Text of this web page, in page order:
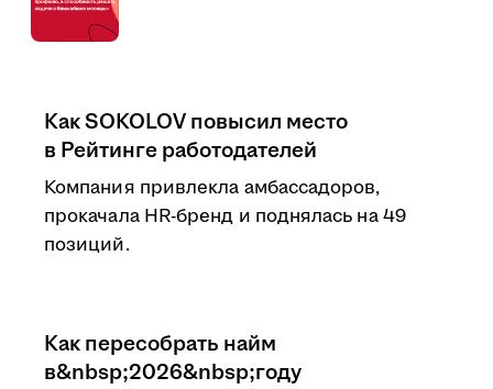
Как SOKOLOV повысил место
в Рейтинге работодателей
Компания привлекла амбассадоров,
прокачала HR-бренд и поднялась на 49
позиций.
Как пересобрать найм
в&nbsp;2026&nbsp;году